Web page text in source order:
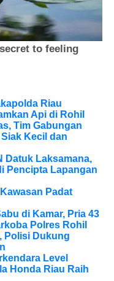
Riau
Api di Rohil
Tim Gabungan
Kecil dan
Datuk Laksamana,
Pencipta Lapangan
Padat
di Kamar, Pria 43
Polres Rohil
Polisi Dukung
Level
Honda Riau Raih